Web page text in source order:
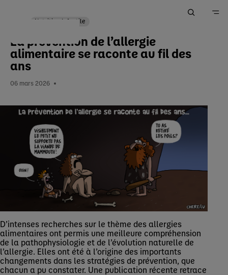
Accueil
Me Former
Nutrition Infantile
06 mars 2026
La prévention de l’allergie
alimentaire se raconte au fil des
ans
D’intenses recherches sur le thème des allergies
alimentaires ont permis une meilleure compréhension
de la pathophysiologie et de l’évolution naturelle de
l’allergie. Elles ont été à l’origine des importants
changements dans les stratégies de prévention, que
chacun a pu constater. Une publication récente retrace